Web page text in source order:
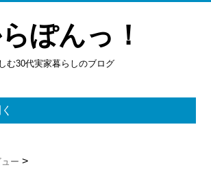
ぽんっ！
む30代実家暮らしのブログ
ー